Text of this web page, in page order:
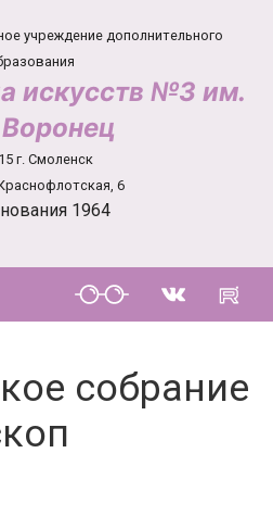
учреждение дополнительного
искусств №3 им.
г. Смоленск
6
1964
собрание